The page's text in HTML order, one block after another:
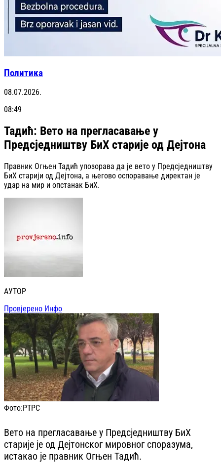
Политика
08.07.2026.
08:49
Тадић: Вето на прегласавање у
Предсједништву БиХ старије од Дејтона
Правник Огњен Тадић упозорава да је вето у Предсједништву
БиХ старији од Дејтона, а његово оспоравање директан је
удар на мир и опстанак БиХ.
АУТОР
Провјерено Инфо
Фото:РТРС
Вето на прегласавање у Предсједништву БиХ
старије је од Дејтонског мировног споразума,
истакао је правник Огњен Тадић.